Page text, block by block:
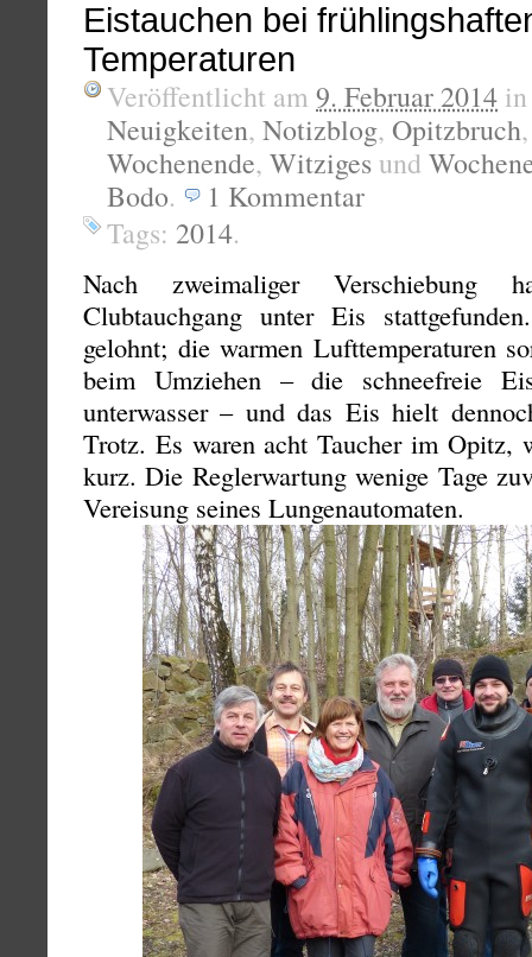
Eistauchen bei
Temperaturen
Veröffentlicht am 9. Februar 2014
Neuigkeiten, Notizblog, Opitzbruch
Wochenende, Witziges und
Bodo. 1 Kommentar
Tags: 2014.
Nach zweimaliger
Clubtauchgang unter Eis
gelohnt; die warmen Lufttemperaturen
beim Umziehen – die schneefreie
unterwasser – und das Eis hielt
Trotz. Es waren acht Taucher im Opitz,
kurz. Die Reglerwartung wenige Tage
Vereisung seines Lungenautomaten.